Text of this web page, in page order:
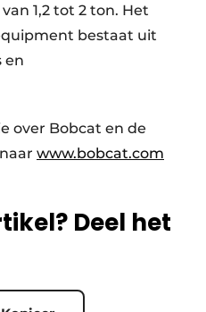
1,2 tot 2 ton. Het
bestaat uit
en
over Bobcat en de
www.bobcat.com
Deel het